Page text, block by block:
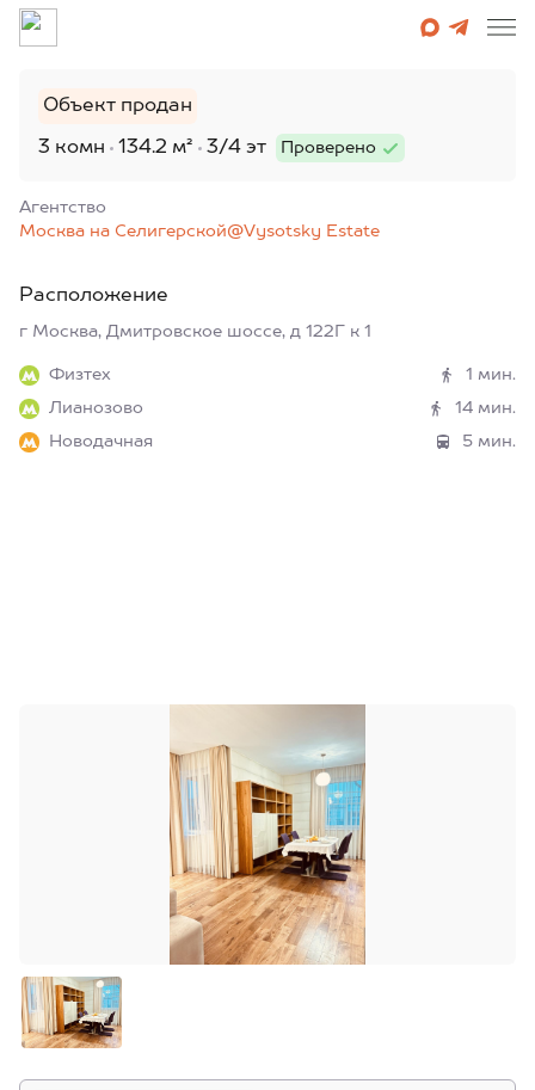
Объект продан
3 комн 134.2 м² 3/4 эт Проверено
Агентcтво
Москва на Селигерской@Vysotsky Estate
Расположение
г Москва, Дмитровское шоссе, д 122Г к 1
Физтех
1 мин.
Лианозово
14 мин.
Новодачная
5 мин.